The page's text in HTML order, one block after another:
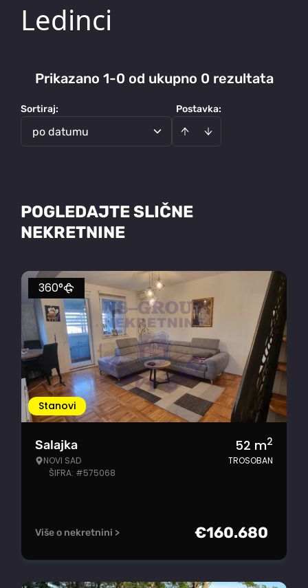
Ledinci
Prikazano 1-0 od ukupno 0 rezultata
Postavka:
Sortiraj:
po datumu
POGLEDAJTE SLIČNE
NEKRETNINE
Stanovi
360°
Salajka
NOVI SAD
ŠIFRA: #575068
52 m2
TROSOBAN
Više o nekretnini > €160.680